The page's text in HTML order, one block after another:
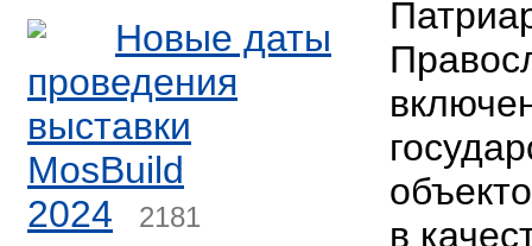
Новые даты
проведения
выставки
MosBuild
2024
2181
в